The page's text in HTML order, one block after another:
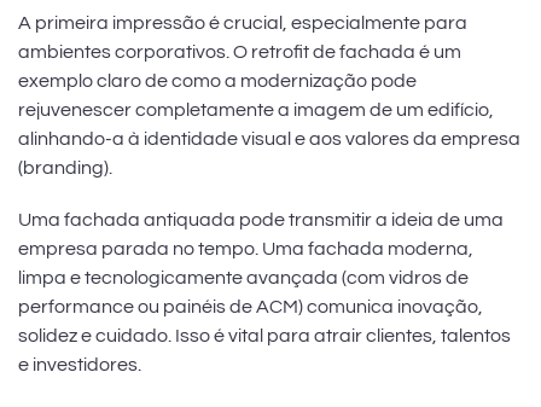
A primeira impressão é crucial, especialmente para
ambientes corporativos. O retrofit de fachada é um
exemplo claro de como a modernização pode
rejuvenescer completamente a imagem de um edifício,
alinhando-a à identidade visual e aos valores da empresa
(branding).
Uma fachada antiquada pode transmitir a ideia de uma
empresa parada no tempo. Uma fachada moderna,
limpa e tecnologicamente avançada (com vidros de
performance ou painéis de ACM) comunica inovação,
solidez e cuidado. Isso é vital para atrair clientes, talentos
e investidores.